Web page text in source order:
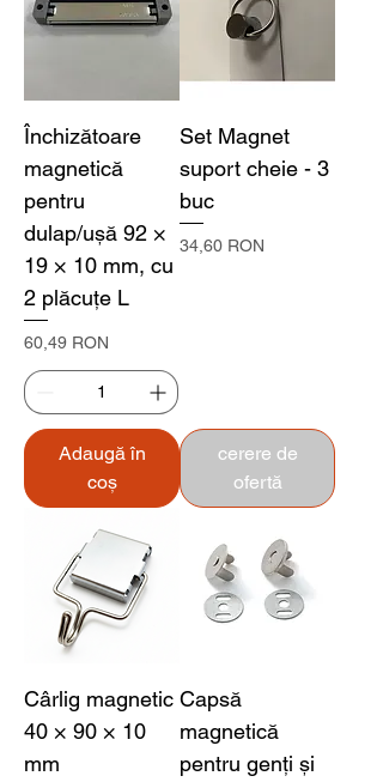
Închizătoare
magnetică
pentru
dulap/ușă 92 ×
19 × 10 mm, cu
2 plăcuțe L
Preț
60,49 RON
Adaugă în
coș
Set Magnet
suport cheie - 3
buc
Preț
34,60 RON
cerere de
ofertă
Cârlig magnetic
40 × 90 × 10
mm
Capsă
magnetică
pentru genți și